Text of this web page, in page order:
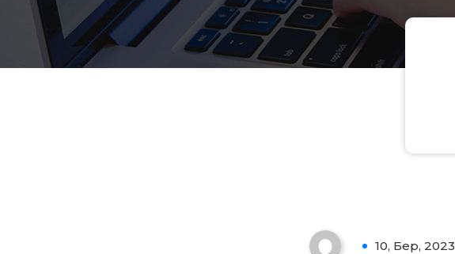
10, Бер, 2023